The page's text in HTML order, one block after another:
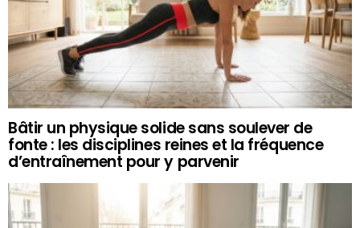
Bâtir un physique solide sans soulever de
fonte : les disciplines reines et la fréquence
d’entraînement pour y parvenir